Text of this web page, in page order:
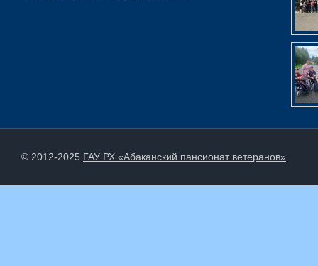
© 2012-2025 ГАУ РХ «Абаканский пансионат ветеранов»